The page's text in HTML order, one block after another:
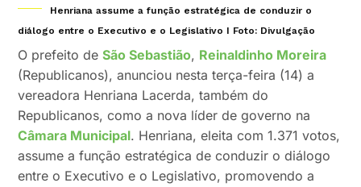
Henriana assume a função estratégica de conduzir o
diálogo entre o Executivo e o Legislativo I Foto: Divulgação
O prefeito deSão Sebastião, Reinaldinho Moreira
(Republicanos), anunciou nesta terça-feira (14) a
vereadora Henriana Lacerda, também do
Republicanos, como a nova líder de governo na
Câmara Municipal. Henriana, eleita com 1.371 votos,
assume a função estratégica de conduzir o diálogo
entre o Executivo e o Legislativo, promovendo a